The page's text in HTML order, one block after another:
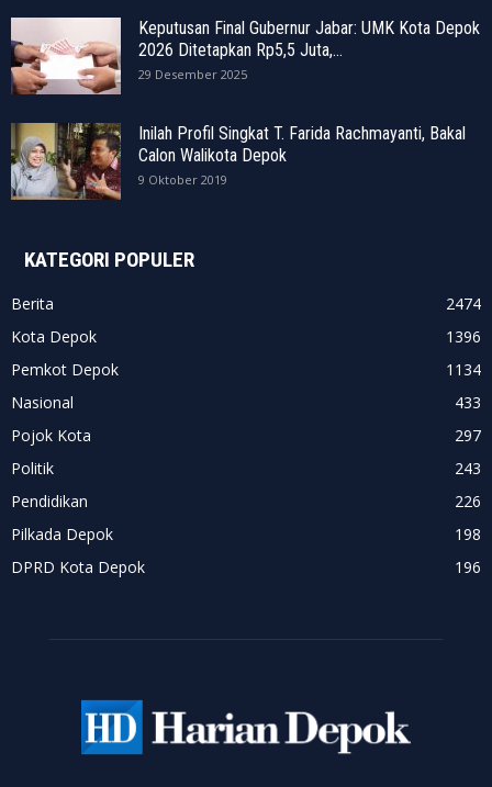
Keputusan Final Gubernur Jabar: UMK Kota Depok
2026 Ditetapkan Rp5,5 Juta,...
29 Desember 2025
Inilah Profil Singkat T. Farida Rachmayanti, Bakal
Calon Walikota Depok
9 Oktober 2019
KATEGORI POPULER
Berita
2474
Kota Depok
1396
Pemkot Depok
1134
Nasional
433
Pojok Kota
297
Politik
243
Pendidikan
226
Pilkada Depok
198
DPRD Kota Depok
196